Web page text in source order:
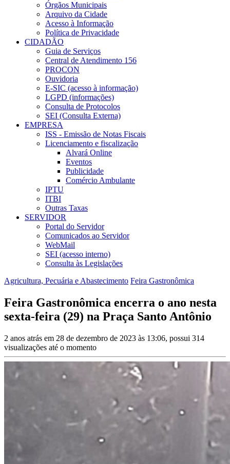
Órgãos Municipais
Arquivo da Cidade
Acesso à Informação
Política de Privacidade
CIDADÃO
Guia de Serviços
Central de Atendimento 156
PROCON
Ouvidoria
E-SIC (acesso à informação)
LGPD (informações)
Consulta de Protocolos
SEI (Consulta Externa)
EMPRESA
ISS - Emissão de Notas Fiscais
Licenciamento e fiscalização
Alvará Online
Eventos
Publicidade
Comércio Ambulante
IPTU
ITBI
Outras Taxas
SERVIDOR
Portal do Servidor
Comunicados ao Servidor
WebMail
SEI (acesso interno)
Consulta às Legislações
Agricultura, Pecuária e Abastecimento Feira Gastronômica
Feira Gastronômica encerra o ano nesta
sexta-feira (29) na Praça Santo Antônio
2 anos atrás em 28 de dezembro de 2023 às 13:06, possui 314
visualizações até o momento